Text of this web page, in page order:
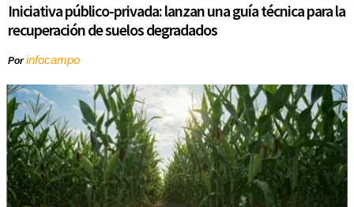
Iniciativa público-privada: lanzan una guía técnica para la
recuperación de suelos degradados
Porinfocampo